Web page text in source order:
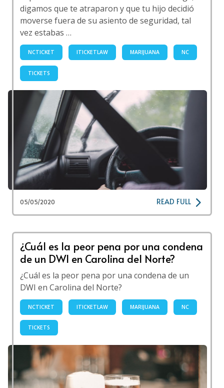
digamos que te atraparon y que tu hijo decidió
moverse fuera de su asiento de seguridad, tal
vez estabas …
NCTICKET ITICKETLAW MARIJUANA NC
TICKETS
05/05/2020 READ FULL
¿Cuál es la peor pena por una condena
de un DWI en Carolina del Norte?
¿Cuál es la peor pena por una condena de un
DWI en Carolina del Norte?
NCTICKET ITICKETLAW MARIJUANA NC
TICKETS